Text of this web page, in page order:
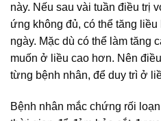
này. Nếu sau vài tuần điều trị
ứng không đủ, có thể tăng
ngày. Mặc dù có thể làm tăng
muốn ở liều cao hơn. Nên
từng bệnh nhân, để duy trì ở
Bệnh nhân mắc chứng rối